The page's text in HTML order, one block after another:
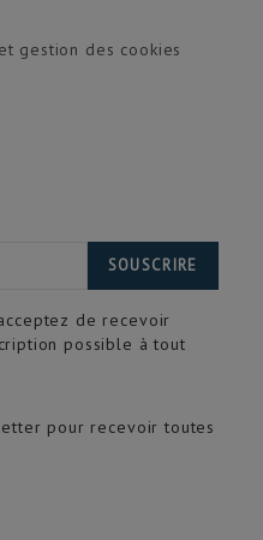
gestion des cookies
pour recevoir toutes
SOUSCRIRE
de recevoir
possible à tout